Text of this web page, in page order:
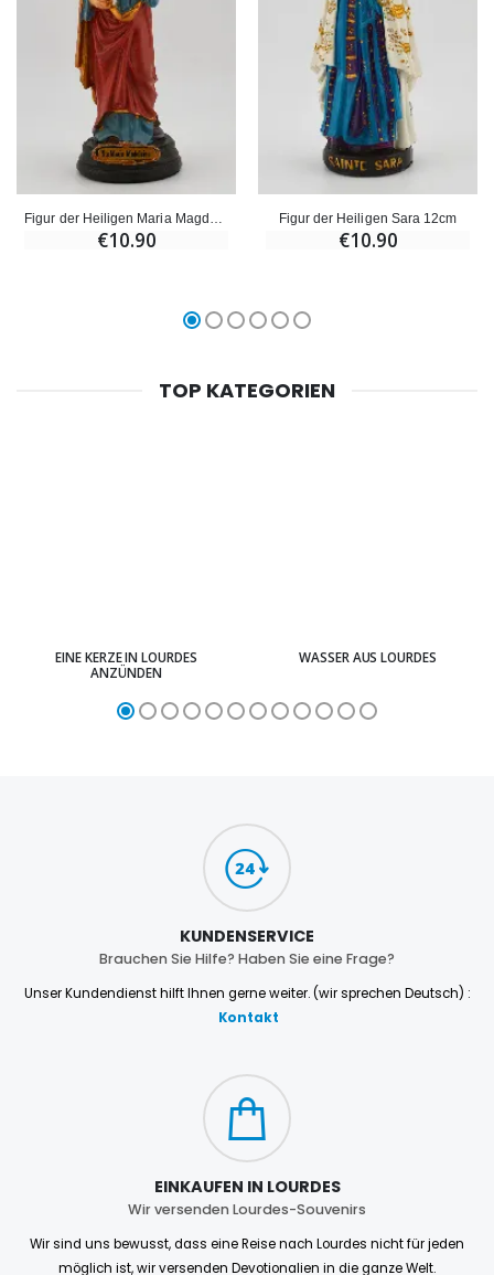
€10.90
Figur der Heiligen Sara 12cm
€10.90
TOP KATEGORIEN
EINE KERZE IN LOURDES
ANZÜNDEN
WASSER AUS LOURDES
KUNDENSERVICE
Brauchen Sie Hilfe? Haben Sie eine Frage?
Unser Kundendienst hilft Ihnen gerne weiter. (wir sprechen Deutsch) :
Kontakt
EINKAUFEN IN LOURDES
Wir versenden Lourdes-Souvenirs
Wir sind uns bewusst, dass eine Reise nach Lourdes nicht für jeden
möglich ist, wir versenden Devotionalien in die ganze Welt.